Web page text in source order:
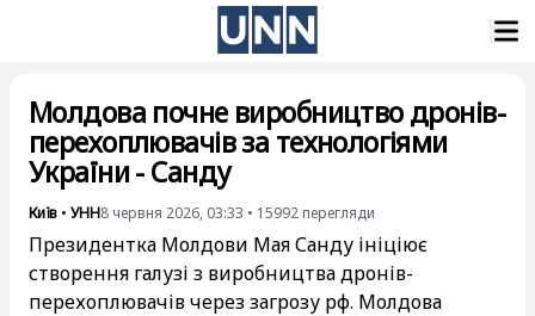
Молдова почне виробництво дронів-
перехоплювачів за технологіями
України - Санду
Київ • УНН8 червня 2026, 03:33 • 15992 перегляди
Президентка Молдови Мая Санду ініціює
створення галузі з виробництва дронів-
перехоплювачів через загрозу рф. Молдова